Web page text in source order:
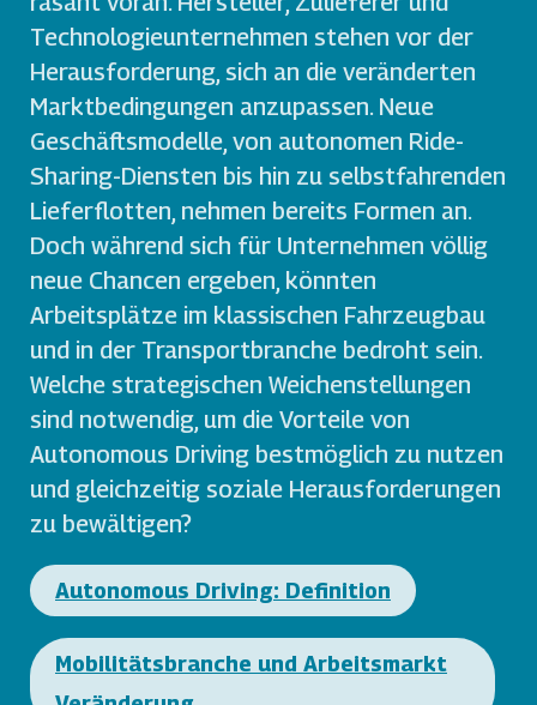
Technologieunternehmen stehen vor der
Herausforderung, sich an die veränderten
Marktbedingungen anzupassen. Neue
Geschäftsmodelle, von autonomen Ride-
Sharing-Diensten bis hin zu selbstfahrenden
Lieferflotten, nehmen bereits Formen an.
Doch während sich für Unternehmen völlig
neue Chancen ergeben, könnten
Arbeitsplätze im klassischen Fahrzeugbau
und in der Transportbranche bedroht sein.
Welche strategischen Weichenstellungen
sind notwendig, um die Vorteile von
Autonomous Driving bestmöglich zu nutzen
und gleichzeitig soziale Herausforderungen
zu bewältigen?
Autonomous Driving: Definition
Mobilitätsbranche und Arbeitsmarkt